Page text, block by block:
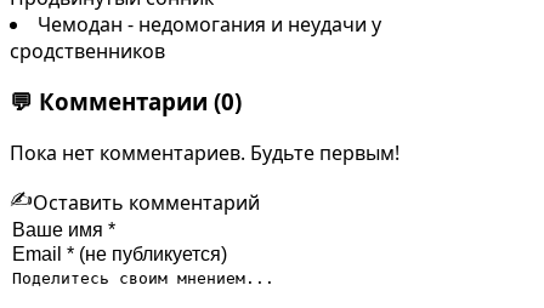
Чемодан - недомогания и неудачи у
сродственников
💬 Комментарии (0)
Пока нет комментариев. Будьте первым!
✍️Оставить комментарий